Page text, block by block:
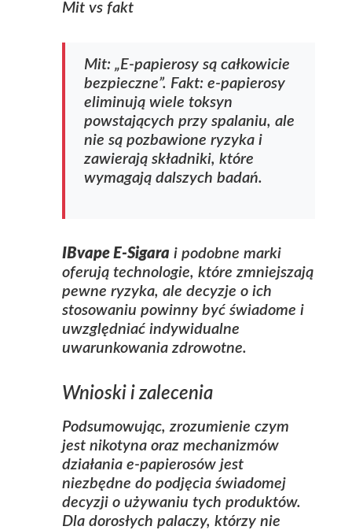
Mit vs fakt
Mit: „E‑papierosy są całkowicie
bezpieczne”. Fakt: e‑papierosy
eliminują wiele toksyn
powstających przy spalaniu, ale
nie są pozbawione ryzyka i
zawierają składniki, które
wymagają dalszych badań.
IBvape E-Sigara i podobne marki
oferują technologie, które zmniejszają
pewne ryzyka, ale decyzje o ich
stosowaniu powinny być świadome i
uwzględniać indywidualne
uwarunkowania zdrowotne.
Wnioski i zalecenia
Podsumowując, zrozumienie czym
jest nikotyna oraz mechanizmów
działania e‑papierosów jest
niezbędne do podjęcia świadomej
decyzji o używaniu tych produktów.
Dla dorosłych palaczy, którzy nie